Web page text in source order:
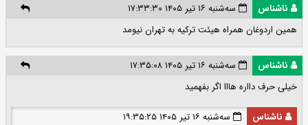
ناشناس
سه‌شنبه ۱۶ تیر ۱۴۰۵ ۱۷:۳۳:۳۰
همین اردوغان همراه هیئت ترکیه به تهران نیومد
ناشناس
سه‌شنبه ۱۶ تیر ۱۴۰۵ ۱۷:۳۵:۰۸
خیلی حرف دااره هااا اگر بفهمید
ناشناس
سه‌شنبه ۱۶ تیر ۱۴۰۵ ۱۹:۳۵:۲۵